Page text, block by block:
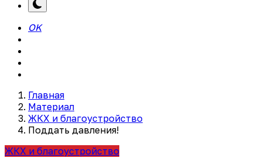
OK
Главная
Материал
ЖКХ и благоустройство
Поддать давления!
ЖКХ и благоустройство